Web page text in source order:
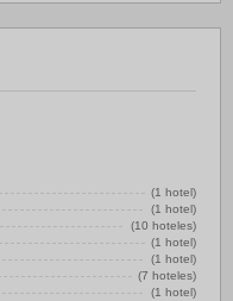
(1 hotel)
(1 hotel)
(10 hoteles)
(1 hotel)
(1 hotel)
(7 hoteles)
(1 hotel)